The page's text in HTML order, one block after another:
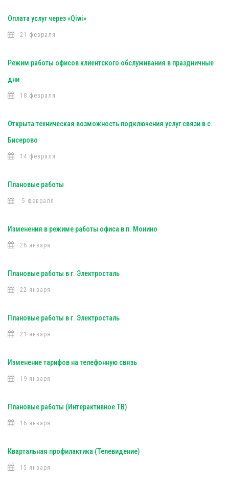
Оплата услуг через «Qiwi»
21 февраля
Режим работы офисов клиентского обслуживания в праздничные
дни
18 февраля
Открыта техническая возможность подключения услуг связи в с.
Бисерово
14 февраля
Плановые работы
5 февраля
Изменения в режиме работы офиса в п. Монино
26 января
Плановые работы в г. Электросталь
22 января
Плановые работы в г. Электросталь
21 января
Изменение тарифов на телефонную связь
19 января
Плановые работы (Интерактивное ТВ)
16 января
Квартальная профилактика (Телевидение)
15 января